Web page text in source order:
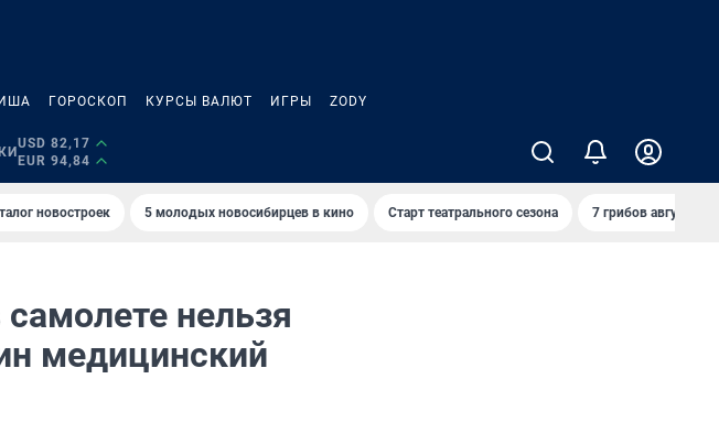
ГОРОСКОП КУРСЫ ВАЛЮТ ИГРЫ ZODY
USD 82,17
EUR 94,84
новостроек 5 молодых новосибирцев в кино Старт театрального сезона 7 грибов августа
нельзя
медицинский